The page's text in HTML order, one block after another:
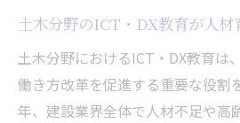
土木分野のICT・DX教育が人材
土木分野におけるICT・DX教育は
働き方改革を促進する重要な役割
年、建設業界全体で人材不足や高